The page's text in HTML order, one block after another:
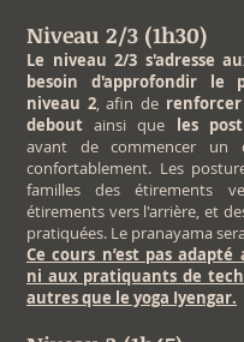
Niveau 2/3 (1h30)
Le niveau 2/3 s'adresse
besoin d'approfondir le
niveau 2, afin de
debout ainsi que les
avant de commencer un
confortablement. Les
familles des étirements
étirements vers l'arrière, et
pratiquées. Le pranayama
Ce cours n’est pas
ni aux pratiquants de
autres que le yoga Iyengar.